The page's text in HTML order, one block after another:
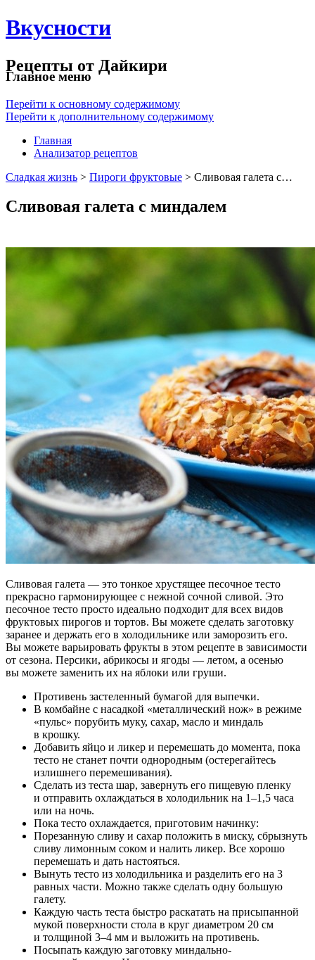
Вкусности
Рецепты от Дайкири
Главное меню
Перейти к основному содержимому
Перейти к дополнительному содержимому
Главная
Анализатор рецептов
Сладкая жизнь > Пироги фруктовые > Сливовая галета с…
Сливовая галета с миндалем
Сливовая галета — это тонкое хрустящее песочное тесто
прекрасно гармонирующее с нежной сочной сливой. Это
песочное тесто просто идеально подходит для всех видов
фруктовых пирогов и тортов. Вы можете сделать заготовку
заранее и держать его в холодильнике или заморозить его.
Вы можете варьировать фрукты в этом рецепте в зависимости
от сезона. Персики, абрикосы и ягоды — летом, а осенью
вы можете заменить их на яблоки или груши.
Противень застеленный бумагой для выпечки.
В комбайне с насадкой «металлический нож» в режиме
«пульс» порубить муку, сахар, масло и миндаль
в крошку.
Добавить яйцо и ликер и перемешать до момента, пока
тесто не станет почти однородным (остерегайтесь
излишнего перемешивания).
Сделать из теста шар, завернуть его пищевую пленку
и отправить охлаждаться в холодильник на 1–1,5 часа
или на ночь.
Пока тесто охлаждается, приготовим начинку:
Порезанную сливу и сахар положить в миску, сбрызнуть
сливу лимонным соком и налить ликер. Все хорошо
перемешать и дать настояться.
Вынуть тесто из холодильника и разделить его на 3
равных части. Можно также сделать одну большую
галету.
Каждую часть теста быстро раскатать на присыпанной
мукой поверхности стола в круг диаметром 20 см
и толщиной 3–4 мм и выложить на противень.
Посыпать каждую заготовку миндально-